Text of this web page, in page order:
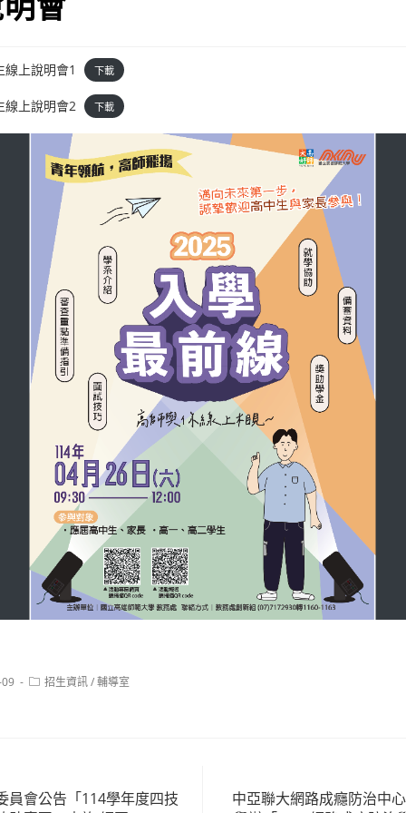
上說明會1 下載
線上說明會2 下載
Post招生資訊/輔導室
員會公告「114學年度四技
中亞聯大網路成癮防治中